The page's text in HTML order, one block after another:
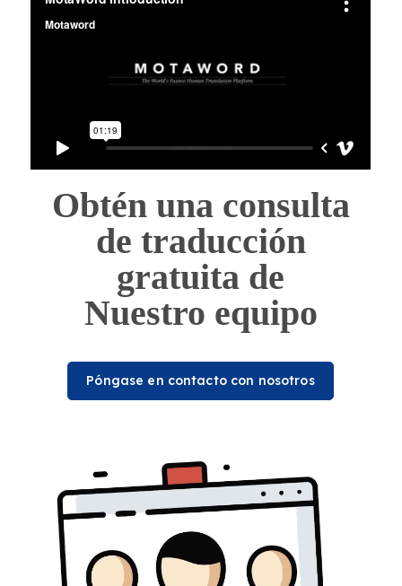
Obtén una consulta
de traducción
gratuita de
Nuestro equipo
Póngase en contacto con nosotros